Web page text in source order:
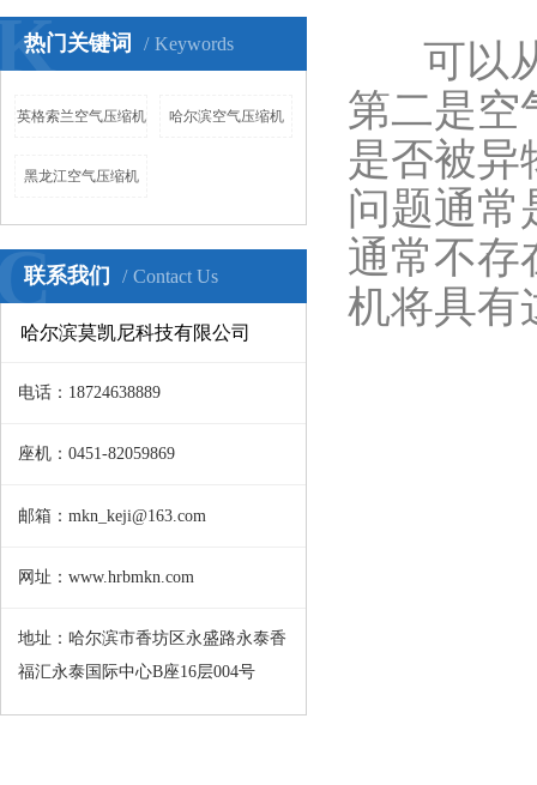
热门关键词 Keywords
英格索兰空气压缩机 哈尔滨空气压缩机
黑龙江空气压缩机
联系我们 Contact Us
哈尔滨莫凯尼科技有限公司
电话：18724638889
座机：0451-82059869
邮箱：mkn_keji@163.com
网址：www.hrbmkn.com
地址：哈尔滨市香坊区永盛路永泰香
福汇永泰国际中心B座16层004号
可以从
第二是空
是否被异
问题通常
通常不存
机将具有